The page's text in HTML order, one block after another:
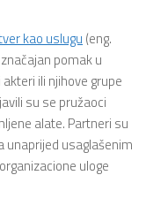
kao uslugu (eng.
pomak u
ili njihove grupe
su se pružaoci
alate. Partneri su
unaprijed usaglašenim
uloge